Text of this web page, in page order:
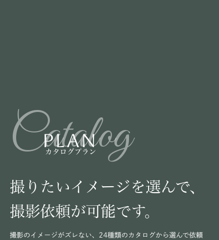
Catalog
PLAN
カタログプラン
撮りたいイメージを選んで、
撮影依頼が可能です。
撮影のイメージがズレない、24種類のカタログから選んで依頼